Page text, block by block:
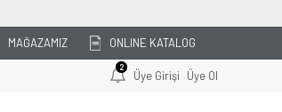
MAĞAZAMIZ ONLINE KATALOG
2
Üye Girişi Üye Ol